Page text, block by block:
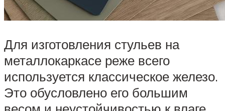
Для изготовления стульев на
металлокаркасе реже всего
используется классическое железо.
Это обусловлено его большим